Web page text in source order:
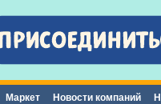
содержанию
Маркет Новости компаний